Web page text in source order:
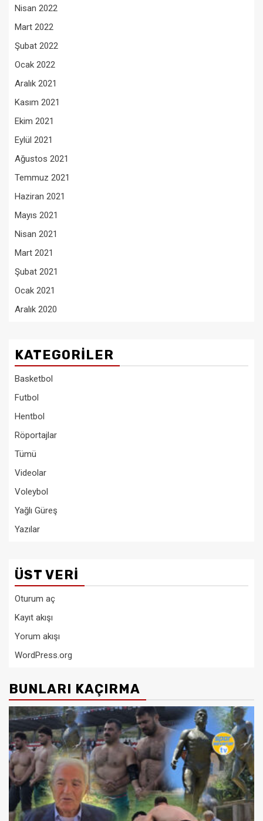
Nisan 2022
Mart 2022
Şubat 2022
Ocak 2022
Aralık 2021
Kasım 2021
Ekim 2021
Eylül 2021
Ağustos 2021
Temmuz 2021
Haziran 2021
Mayıs 2021
Nisan 2021
Mart 2021
Şubat 2021
Ocak 2021
Aralık 2020
KATEGORILER
Basketbol
Futbol
Hentbol
Röportajlar
Tümü
Videolar
Voleybol
Yağlı Güreş
Yazılar
ÜST VERI
Oturum aç
Kayıt akışı
Yorum akışı
WordPress.org
BUNLARI KAÇIRMA